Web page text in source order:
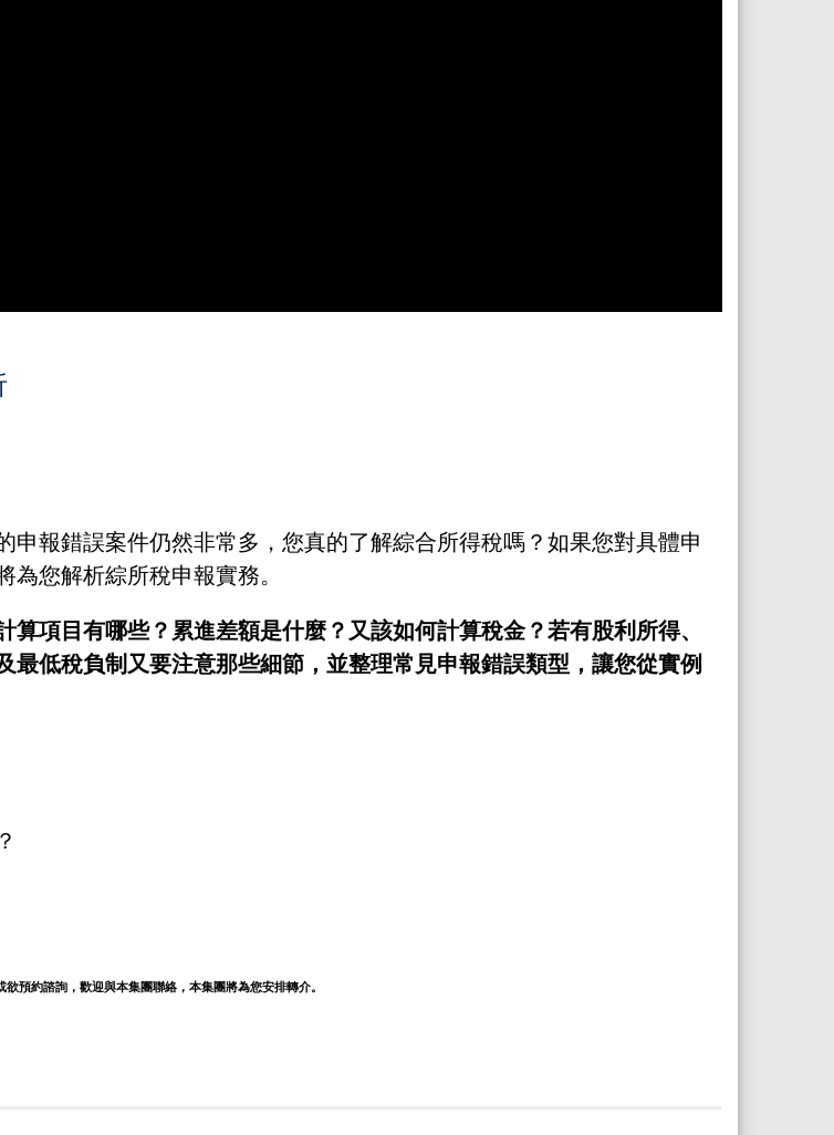
報錯誤案件仍然非常多，您真的了解綜合所得稅嗎？如果您對具體申
您解析綜所稅申報實務。
項目有哪些？累進差額是什麼？又該如何計算稅金？若有股利所得、
低稅負制又要注意那些細節，並整理常見申報錯誤類型，讓您從實例
預約諮詢，歡迎與本集團聯絡，本集團將為您安排轉介。